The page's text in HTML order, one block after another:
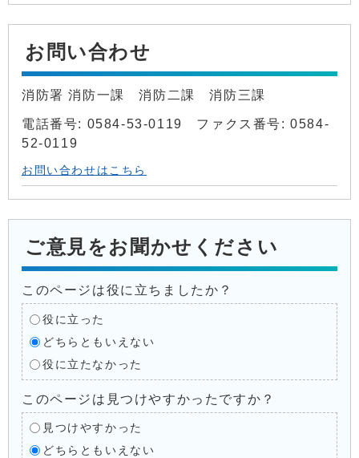
お問い合わせ
消防署 消防一課 消防二課 消防三課
電話番号: 0584-53-0119 ファクス番号: 0584-
52-0119
お問い合わせはこちら
ご意見をお聞かせください
このページは役に立ちましたか？
役に立った
どちらともいえない
役に立たなかった
このページは見つけやすかったですか？
見つけやすかった
どちらともいえない